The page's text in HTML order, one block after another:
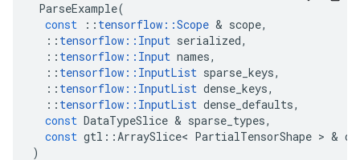
ParseExample(
const
:: tensorflow ::Scope & scope,
:: tensorflow :: Input serialized,
:: tensorflow :: Input names,
:: tensorflow :: InputList sparse_keys,
:: tensorflow :: InputList dense_keys,
:: tensorflow :: InputList dense_defaults,
const DataTypeSlice & sparse_types,
const gtl ::ArraySlice< PartialTensorShape > &
)